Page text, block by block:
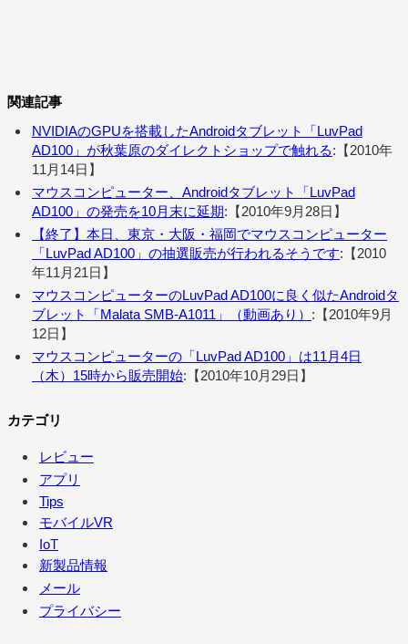
関連記事
NVIDIAのGPUを搭載したAndroidタブレット「LuvPad
AD100」が秋葉原のダイレクトショップで触れる:【2010年
11月14日】
マウスコンピューター、Androidタブレット「LuvPad
AD100」の発売を10月末に延期:【2010年9月28日】
【終了】本日、東京・大阪・福岡でマウスコンピューター
「LuvPad AD100」の抽選販売が行われるそうです:【2010
年11月21日】
マウスコンピューターのLuvPad AD100に良く似たAndroidタ
ブレット「Malata SMB-A1011」（動画あり） :【2010年9月
12日】
マウスコンピューターの「LuvPad AD100」は11月4日
（木）15時から販売開始:【2010年10月29日】
カテゴリ
レビュー
アプリ
Tips
モバイルVR
IoT
新製品情報
メール
プライバシー